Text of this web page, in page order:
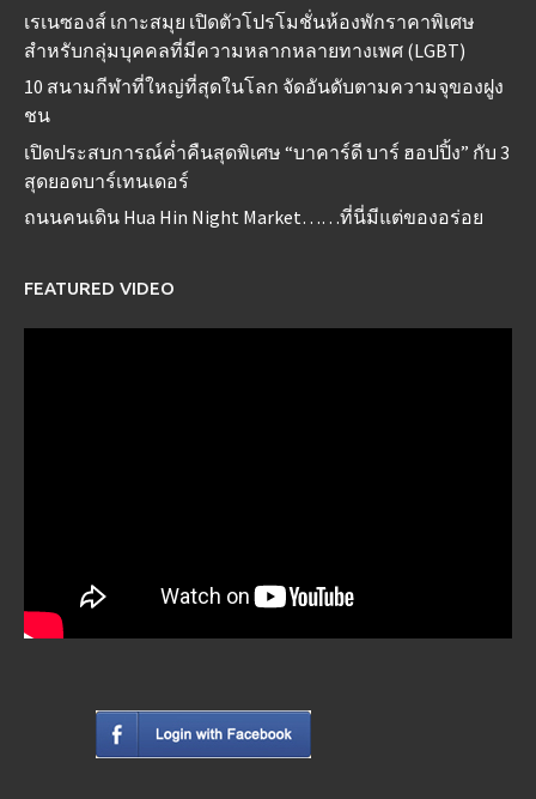
เรเนซองส์ เกาะสมุย เปิดตัวโปรโมชั่นห้องพักราคาพิเศษ
สำหรับกลุ่มบุคคลที่มีความหลากหลายทางเพศ (LGBT)
10 สนามกีฬาที่ใหญ่ที่สุดในโลก จัดอันดับตามความจุของฝูง
ชน
เปิดประสบการณ์ค่ำคืนสุดพิเศษ “บาคาร์ดี บาร์ ฮอปปิ้ง” กับ 3
สุดยอดบาร์เทนเดอร์
ถนนคนเดิน Hua Hin Night Market……ที่นี่มีแต่ของอร่อย
FEATURED VIDEO